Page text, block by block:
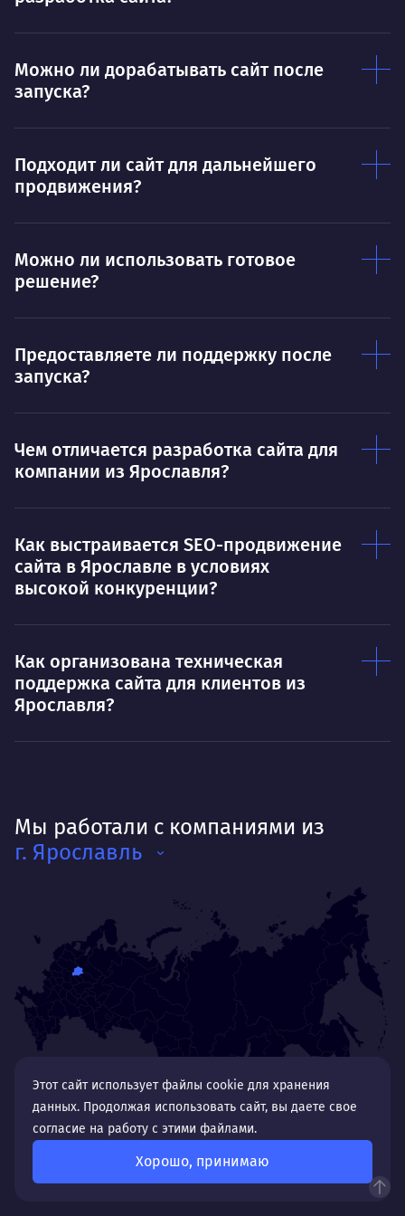
Дышать. Без этого совсем не могу.
Договариваться.
Ты — это то, что ты делаешь. Этим всё
сказано.
О
Можно ли дорабатывать сайт после
запуска?
Подходит ли сайт для дальнейшего
продвижения?
Можно ли использовать готовое
решение?
Предоставляете ли поддержку после
запуска?
Чем отличается разработка сайта для
компании из Ярославля?
Как выстраивается SEO-продвижение
сайта в Ярославле в условиях
высокой конкуренции?
Как организована техническая
поддержка сайта для клиентов из
Ярославля?
Мы работали с компаниями из
г. Ярославль
Пока мы не работали с вашим городом, но с радостью
реализуем ваш проект, а пока раздумываете
посмотрите наши реализованные проекты в других
городах России.
Этот сайт использует файлы cookie для хранения
данных. Продолжая использовать сайт, вы даете свое
согласие на работу с этими файлами.
Хорошо, принимаю